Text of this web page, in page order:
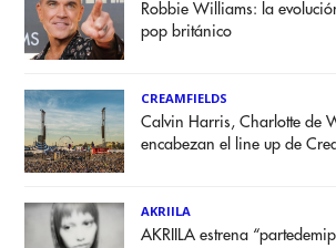
Robbie Williams: la
pop británico
CREAMFIELDS
Calvin Harris, Charlotte de
encabezan el line up de
AKRIILA
AKRIILA estrena